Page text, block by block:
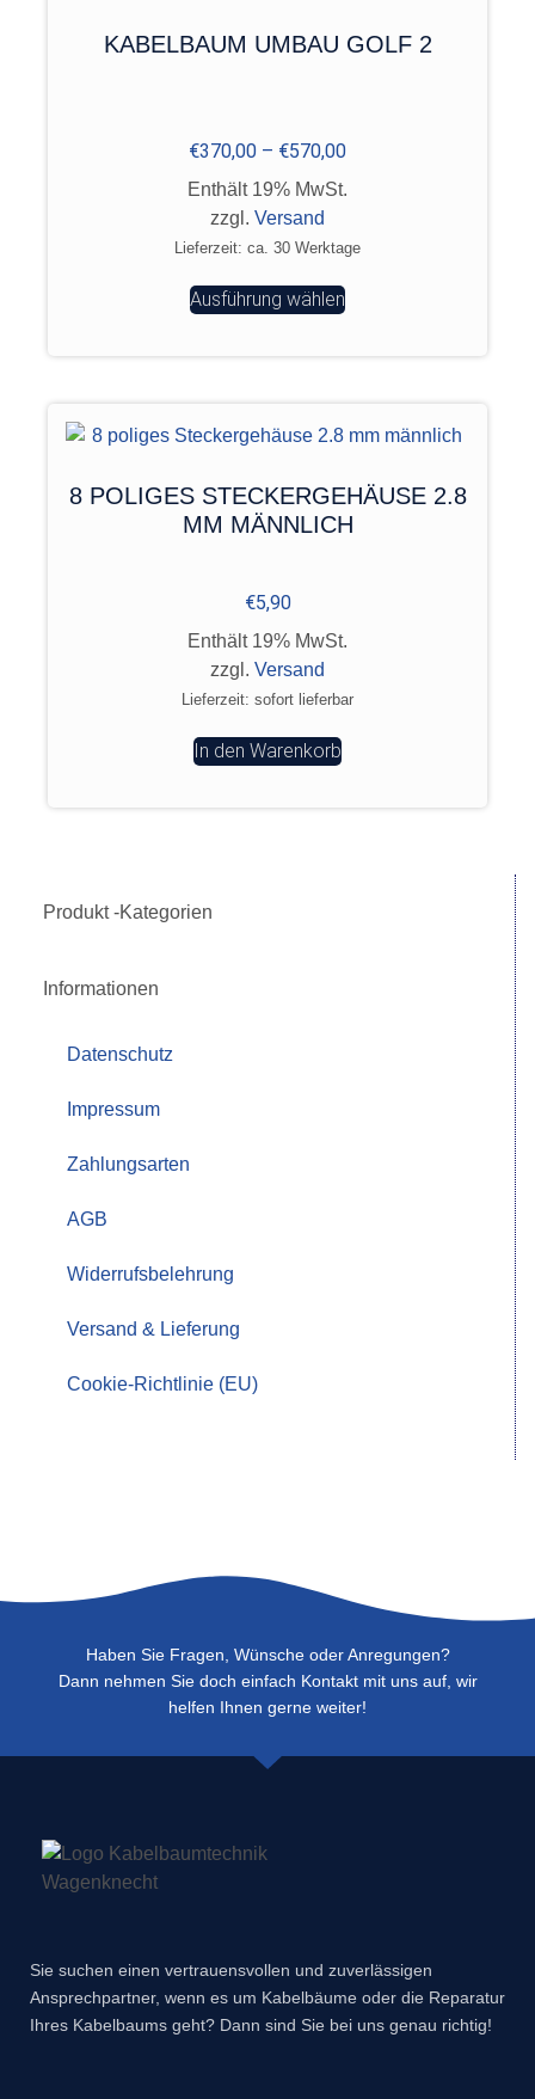
Produkt -Kategorien
Informationen
Datenschutz
Impressum
Zahlungsarten
AGB
Widerrufsbelehrung
Versand & Lieferung
Cookie-Richtlinie (EU)
KABELBAUM UMBAU GOLF 2
€370,00 – €570,00
Enthält 19% MwSt.
zzgl. Versand
Lieferzeit: ca. 30 Werktage
Ausführung wählen
8 POLIGES STECKERGEHÄUSE 2.8
MM MÄNNLICH
€5,90
Enthält 19% MwSt.
zzgl. Versand
Lieferzeit: sofort lieferbar
In den Warenkorb
Haben Sie Fragen, Wünsche oder Anregungen?
Dann nehmen Sie doch einfach Kontakt mit uns auf, wir
helfen Ihnen gerne weiter!
Sie suchen einen vertrauensvollen und zuverlässigen
Ansprechpartner, wenn es um Kabelbäume oder die Reparatur
Ihres Kabelbaums geht? Dann sind Sie bei uns genau richtig!